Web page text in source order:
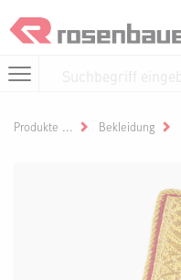
Produkte Bekleidung